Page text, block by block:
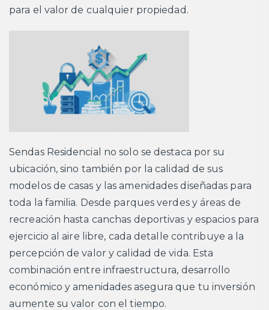
para el valor de cualquier propiedad.
Sendas Residencial no solo se destaca por su
ubicación, sino también por la calidad de sus
modelos de casas y las amenidades diseñadas para
toda la familia. Desde parques verdes y áreas de
recreación hasta canchas deportivas y espacios para
ejercicio al aire libre, cada detalle contribuye a la
percepción de valor y calidad de vida. Esta
combinación entre infraestructura, desarrollo
económico y amenidades asegura que tu inversión
aumente su valor con el tiempo.